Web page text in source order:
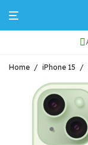
Home / iPhone 15 /